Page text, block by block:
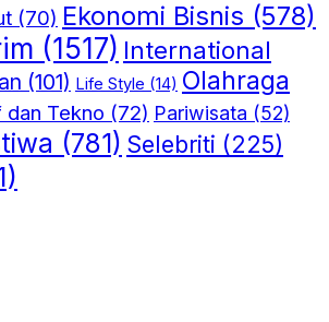
(70) Ekonomi Bisnis (578)
(1517) International
(101) Life Style (14) Olahraga
Tekno (72) Pariwisata (52)
(781) Selebriti (225)